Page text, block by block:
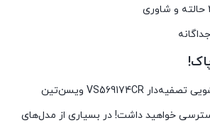
شما با خرید شیر ظرفشویی تصفیه‌دار VS569174CR ویسن‌تین
خواهید داشت! در بسیاری از مدل‌های